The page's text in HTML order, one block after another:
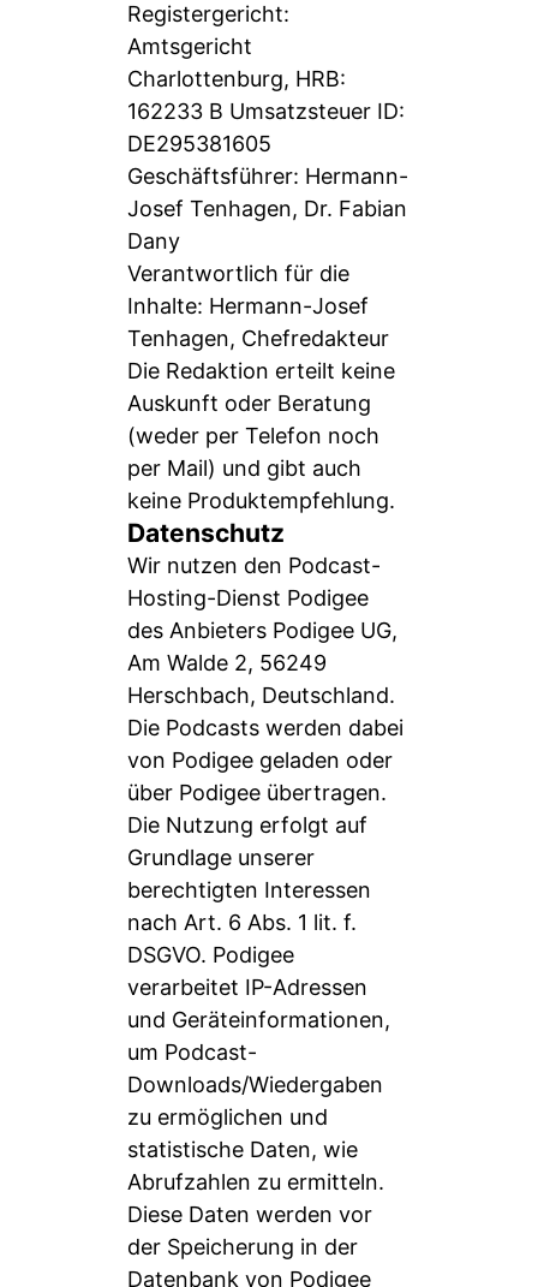
Registergericht:
Amtsgericht
Charlottenburg, HRB:
162233 B Umsatzsteuer ID:
DE295381605
Geschäftsführer: Hermann-
Josef Tenhagen, Dr. Fabian
Dany
Verantwortlich für die
Inhalte: Hermann-Josef
Tenhagen, Chefredakteur
Die Redaktion erteilt keine
Auskunft oder Beratung
(weder per Telefon noch
per Mail) und gibt auch
keine Produktempfehlung.
Datenschutz
Wir nutzen den Podcast-
Hosting-Dienst Podigee
des Anbieters Podigee UG,
Am Walde 2, 56249
Herschbach, Deutschland.
Die Podcasts werden dabei
von Podigee geladen oder
über Podigee übertragen.
Die Nutzung erfolgt auf
Grundlage unserer
berechtigten Interessen
nach Art. 6 Abs. 1 lit. f.
DSGVO. Podigee
verarbeitet IP-Adressen
und Geräteinformationen,
um Podcast-
Downloads/Wiedergaben
zu ermöglichen und
statistische Daten, wie
Abrufzahlen zu ermitteln.
Diese Daten werden vor
der Speicherung in der
Datenbank von Podigee